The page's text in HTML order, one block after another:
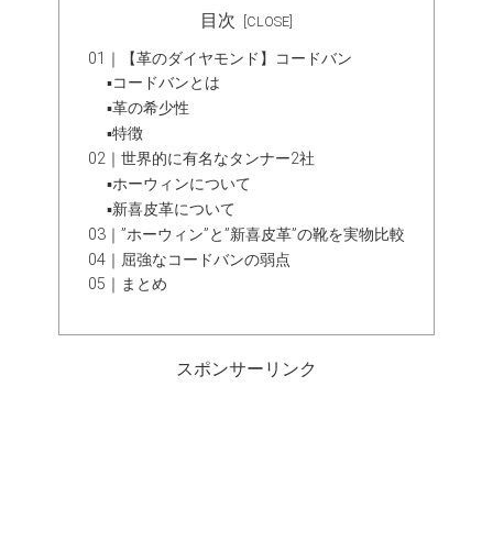
目次
01｜【革のダイヤモンド】コードバン
▪コードバンとは
▪革の希少性
▪特徴
02｜世界的に有名なタンナー2社
▪ホーウィンについて
▪新喜皮革について
03｜”ホーウィン”と”新喜皮革”の靴を実物比較
04｜屈強なコードバンの弱点
05｜まとめ
スポンサーリンク